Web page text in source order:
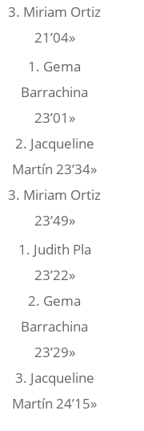
3. Miriam Ortiz
21’04»
1. Gema
Barrachina
23’01»
2. Jacqueline
Martín 23’34»
3. Miriam Ortiz
23’49»
1. Judith Pla
23’22»
2. Gema
Barrachina
23’29»
3. Jacqueline
Martín 24’15»